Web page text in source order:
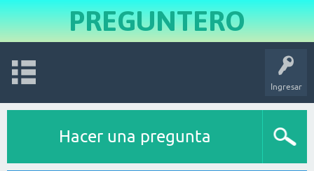
PREGUNTERO
Ingresar
Hacer una pregunta